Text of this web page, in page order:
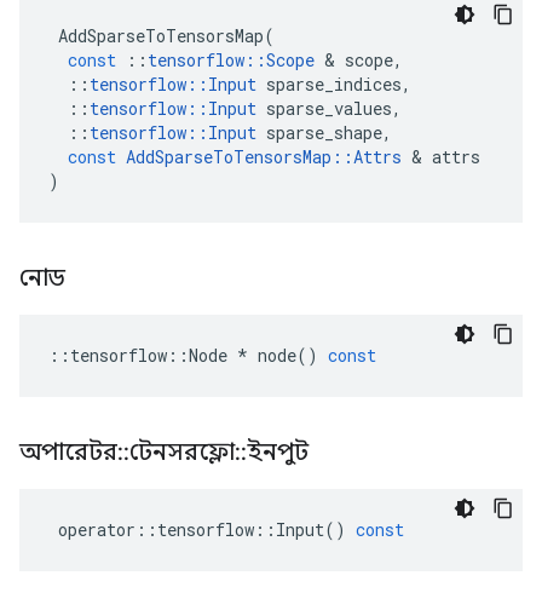
AddSparseToTensorsMap(
const
:: tensorflow ::Scope & scope,
:: tensorflow :: Input sparse_indices,
:: tensorflow :: Input sparse_values,
:: tensorflow :: Input sparse_shape,
const AddSparseToTensorsMap ::Attrs & attrs
)
নোড
:: tensorflow ::Node * node() const
অপারেটর::টেনসরফ্লো::ইনপুট
operator :: tensorflow :: Input() const